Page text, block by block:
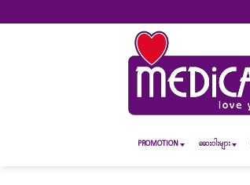
to
PROMOTION ဆေး၀ါးများ